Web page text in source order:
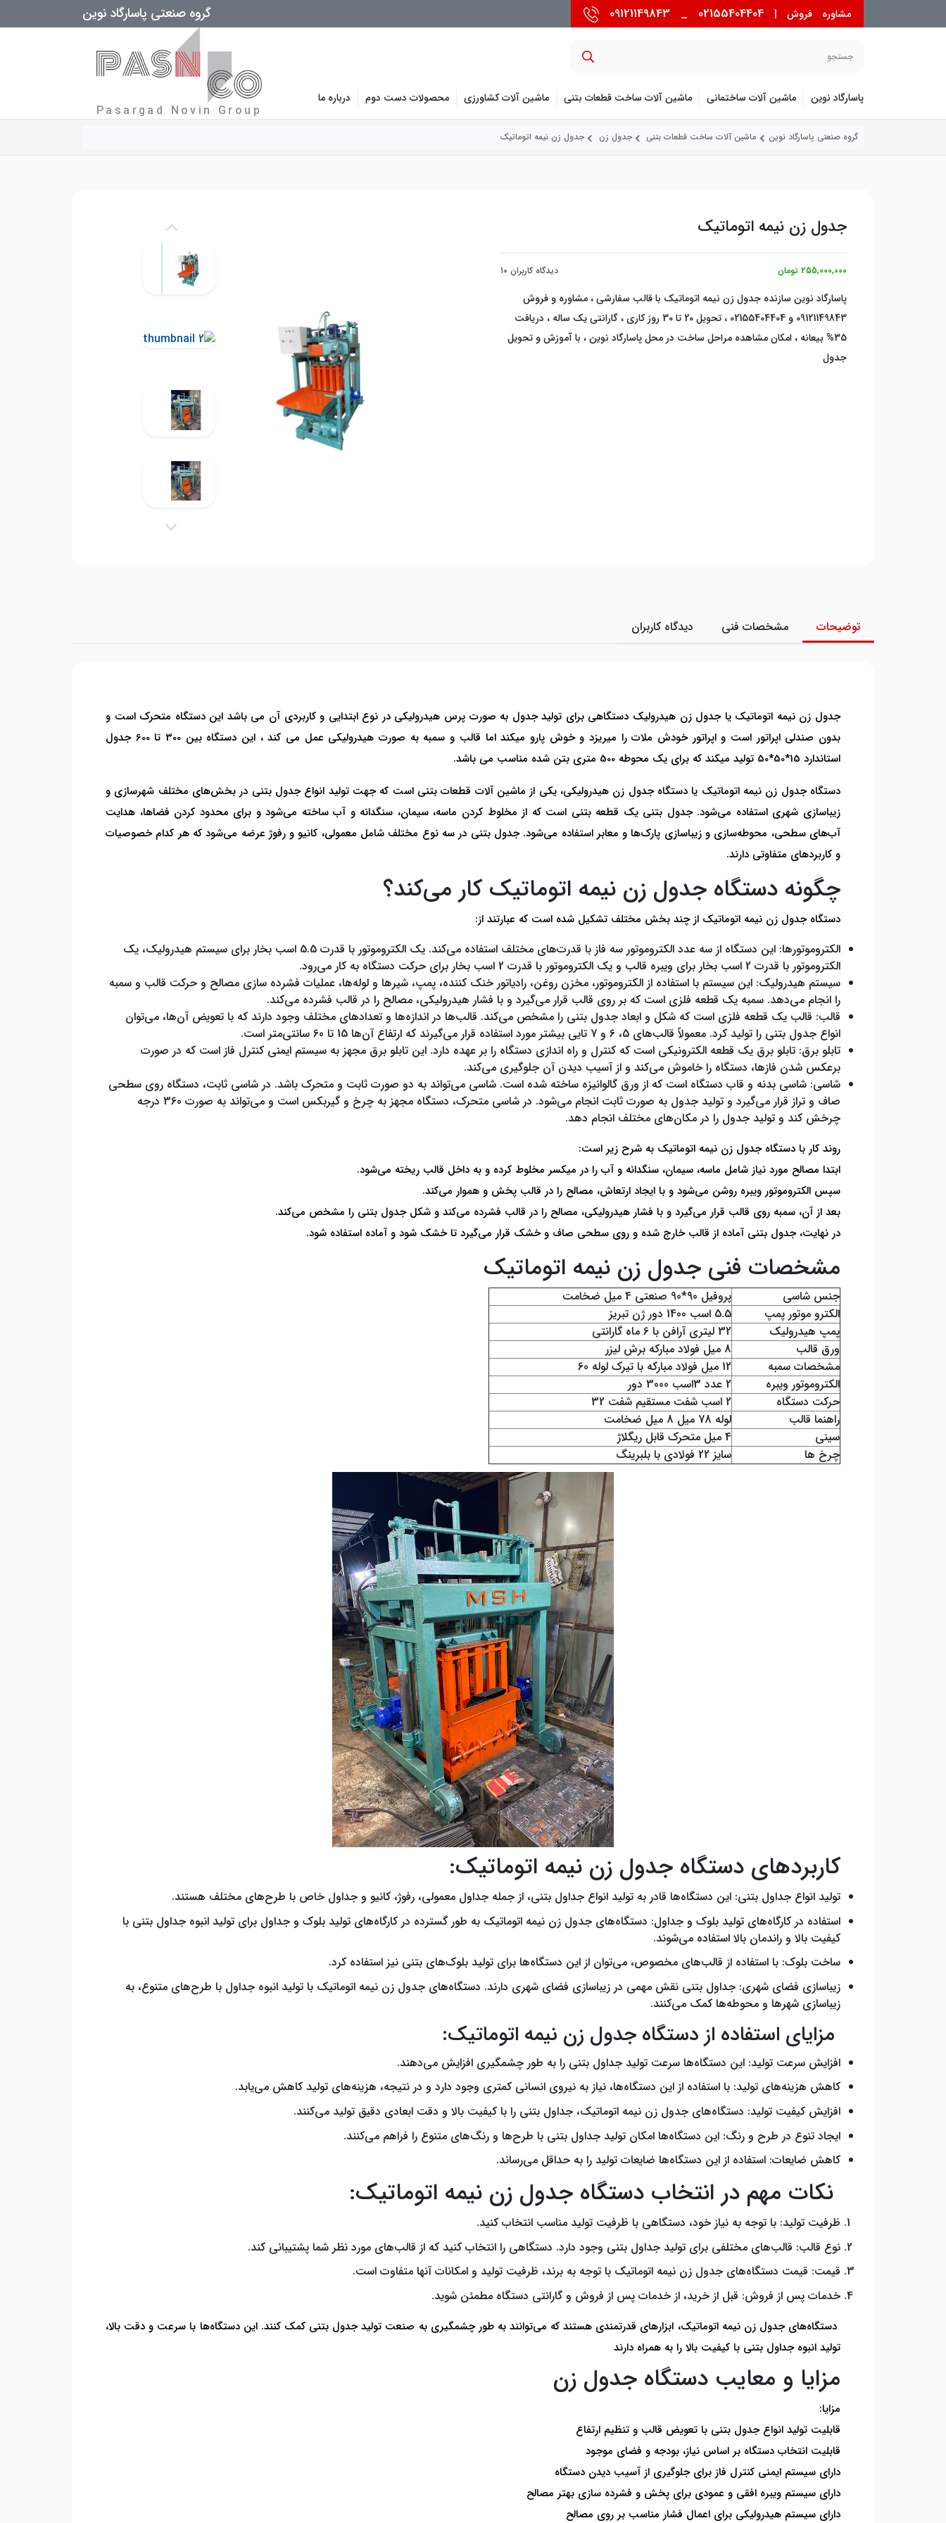
مشاوره فروش | 02155404404
_ 09121149843 گروه صنعتی پاسارگاد نوین
پاسارگاد نوین ماشین آلات ساختمانی ماشین آلات ساخت قطعات بتنی ماشین آلات کشاورزی محصولات دست دوم درباره ما
Pasargad Novin Group
گروه صنعتی پاسارگاد نوین ماشین آلات ساخت قطعات بتنی جدول زن جدول زن نیمه اتوماتیک
جدول زن نیمه اتوماتیک
255,000,000 تومان دیدگاه کاربران 10
پاسارگاد نوین سازنده جدول زن نیمه اتوماتیک با قالب سفارشی ، مشاوره و فروش
09121149843 و 02155404404 ، تحویل 20 تا 30 روز کاری ، گارانتی یک ساله ، دریافت
35% بیعانه ، امکان مشاهده مراحل ساخت در محل پاسارگاد نوین ، با آموزش و تحویل
جدول
توضیحات مشخصات فنی دیدگاه کاربران
جدول زن نیمه اتوماتیک یا جدول زن هیدرولیک دستگاهی برای تولید جدول به صورت پرس هیدرولیکی در نوع ابتدایی و کاربردی آن می باشد این دستگاه متحرک است و
بدون صندلی اپراتور است و اپراتور خودش ملات را میریزد و خوش پارو میکند اما قالب و سمبه به صورت هیدرولیکی عمل می کند ، این دستگاه بین 300 تا 600 جدول
استاندارد 15*50*50 تولید میکند که برای یک محوطه 500 متری بتن شده مناسب می باشد.
دستگاه جدول زن نیمه اتوماتیک یا دستگاه جدول زن هیدرولیکی، یکی از ماشین آلات قطعات بتنی است که جهت تولید انواع جدول بتنی در بخش‌های مختلف شهرسازی و
زیباسازی شهری استفاده می‌شود. جدول بتنی یک قطعه بتنی است که از مخلوط کردن ماسه، سیمان، سنگدانه و آب ساخته می‌شود و برای محدود کردن فضاها، هدایت
آب‌های سطحی، محوطه‌سازی و زیباسازی پارک‌ها و معابر استفاده می‌شود. جدول بتنی در سه نوع مختلف شامل معمولی، کانیو و رفوژ عرضه می‌شود که هر کدام خصوصیات
و کاربردهای متفاوتی دارند.
چگونه دستگاه جدول زن نیمه اتوماتیک کار می‌کند؟
دستگاه جدول زن نیمه اتوماتیک از چند بخش مختلف تشکیل شده است که عبارتند از:
الکتروموتورها: این دستگاه از سه عدد الکتروموتور سه فاز با قدرت‌های مختلف استفاده می‌کند. یک الکتروموتور با قدرت 5.5 اسب بخار برای سیستم هیدرولیک، یک
الکتروموتور با قدرت 2 اسب بخار برای ویبره قالب و یک الکتروموتور با قدرت 2 اسب بخار برای حرکت دستگاه به کار می‌رود.
سیستم هیدرولیک: این سیستم با استفاده از الکتروموتور، مخزن روغن، رادیاتور خنک کننده، پمپ، شیرها و لوله‌ها، عملیات فشرده سازی مصالح و حرکت قالب و سمبه
را انجام می‌دهد. سمبه یک قطعه فلزی است که بر روی قالب قرار می‌گیرد و با فشار هیدرولیکی، مصالح را در قالب فشرده می‌کند.
قالب: قالب یک قطعه فلزی است که شکل و ابعاد جدول بتنی را مشخص می‌کند. قالب‌ها در اندازه‌ها و تعداد‌های مختلف وجود دارند که با تعویض آن‌ها، می‌توان
انواع جدول بتنی را تولید کرد. معمولاً قالب‌های 5، 6 و 7 تایی بیشتر مورد استفاده قرار می‌گیرند که ارتفاع آن‌ها 15 تا 60 سانتی‌متر است.
تابلو برق: تابلو برق یک قطعه الکترونیکی است که کنترل و راه اندازی دستگاه را بر عهده دارد. این تابلو برق مجهز به سیستم ایمنی کنترل فاز است که در صورت
برعکس شدن فازها، دستگاه را خاموش می‌کند و از آسیب دیدن آن جلوگیری می‌کند.
شاسی: شاسی بدنه و قاب دستگاه است که از ورق گالوانیزه ساخته شده است. شاسی می‌تواند به دو صورت ثابت و متحرک باشد. در شاسی ثابت، دستگاه روی سطحی
صاف و تراز قرار می‌گیرد و تولید جدول به صورت ثابت انجام می‌شود. در شاسی متحرک، دستگاه مجهز به چرخ و گیربکس است و می‌تواند به صورت 360 درجه
چرخش کند و تولید جدول را در مکان‌های مختلف انجام دهد.
روند کار با دستگاه جدول زن نیمه اتوماتیک به شرح زیر است:
ابتدا مصالح مورد نیاز شامل ماسه، سیمان، سنگدانه و آب را در میکسر مخلوط کرده و به داخل قالب ریخته می‌شود.
سپس الکتروموتور ویبره روشن می‌شود و با ایجاد ارتعاش، مصالح را در قالب پخش و هموار می‌کند.
بعد از آن، سمبه روی قالب قرار می‌گیرد و با فشار هیدرولیکی، مصالح را در قالب فشرده می‌کند و شکل جدول بتنی را مشخص می‌کند.
در نهایت، جدول بتنی آماده از قالب خارج شده و روی سطحی صاف و خشک قرار می‌گیرد تا خشک شود و آماده استفاده شود.
مشخصات فنی جدول زن نیمه اتوماتیک
جنس شاسی
پروفیل 90*90 صنعتی 4 میل ضخامت
الکترو موتور پمپ
5.5 اسب 1400 دور ژن تبریز
پمپ هیدرولیک
32 لیتری آرافن با 6 ماه گارانتی
ورق قالب
8 میل فولاد مبارکه برش لیزر
مشخصات سمبه
12 میل فولاد مبارکه با تیرک لوله 60
الکتروموتور ویبره
2 عدد 3اسب 3000 دور
حرکت دستگاه
2 اسب شفت مستقیم شفت 32
راهنما قالب
لوله 78 میل 8 میل ضخامت
سینی
4 میل متحرک قابل ریگلاژ
چرخ ها
سایز 22 فولادی با بلبرینگ
کاربردهای دستگاه جدول زن نیمه اتوماتیک:
تولید انواع جداول بتنی: این دستگاه‌ها قادر به تولید انواع جداول بتنی، از جمله جداول معمولی، رفوژ، کانیو و جداول خاص با طرح‌های مختلف هستند.
استفاده در کارگاه‌های تولید بلوک و جداول: دستگاه‌های جدول زن نیمه اتوماتیک به طور گسترده در کارگاه‌های تولید بلوک و جداول برای تولید انبوه جداول بتنی با
کیفیت بالا و راندمان بالا استفاده می‌شوند.
ساخت بلوک: با استفاده از قالب‌های مخصوص، می‌توان از این دستگاه‌ها برای تولید بلوک‌های بتنی نیز استفاده کرد.
زیباسازی فضای شهری: جداول بتنی نقش مهمی در زیباسازی فضای شهری دارند. دستگاه‌های جدول زن نیمه اتوماتیک با تولید انبوه جداول با طرح‌های متنوع، به
زیباسازی شهرها و محوطه‌ها کمک می‌کنند.
مزایای استفاده از دستگاه جدول زن نیمه اتوماتیک:
افزایش سرعت تولید: این دستگاه‌ها سرعت تولید جداول بتنی را به طور چشمگیری افزایش می‌دهند.
کاهش هزینه‌های تولید: با استفاده از این دستگاه‌ها، نیاز به نیروی انسانی کمتری وجود دارد و در نتیجه، هزینه‌های تولید کاهش می‌یابد.
افزایش کیفیت تولید: دستگاه‌های جدول زن نیمه اتوماتیک، جداول بتنی را با کیفیت بالا و دقت ابعادی دقیق تولید می‌کنند.
ایجاد تنوع در طرح و رنگ: این دستگاه‌ها امکان تولید جداول بتنی با طرح‌ها و رنگ‌های متنوع را فراهم می‌کنند.
کاهش ضایعات: استفاده از این دستگاه‌ها ضایعات تولید را به حداقل می‌رساند.
نکات مهم در انتخاب دستگاه جدول زن نیمه اتوماتیک:
ظرفیت تولید: با توجه به نیاز خود، دستگاهی با ظرفیت تولید مناسب انتخاب کنید.
نوع قالب: قالب‌های مختلفی برای تولید جداول بتنی وجود دارد. دستگاهی را انتخاب کنید که از قالب‌های مورد نظر شما پشتیبانی کند.
قیمت: قیمت دستگاه‌های جدول زن نیمه اتوماتیک با توجه به برند، ظرفیت تولید و امکانات آنها متفاوت است.
خدمات پس از فروش: قبل از خرید، از خدمات پس از فروش و گارانتی دستگاه مطمئن شوید.
دستگاه‌های جدول زن نیمه اتوماتیک، ابزارهای قدرتمندی هستند که می‌توانند به طور چشمگیری به صنعت تولید جدول بتنی کمک کنند. این دستگاه‌ها با سرعت و دقت بالا،
تولید انبوه جداول بتنی با کیفیت بالا را به همراه دارند
مزایا و معایب دستگاه جدول زن
مزایا:
قابلیت تولید انواع جدول بتنی با تعویض قالب و تنظیم ارتفاع
قابلیت انتخاب دستگاه بر اساس نیاز، بودجه و فضای موجود
دارای سیستم ایمنی کنترل فاز برای جلوگیری از آسیب دیدن دستگاه
دارای سیستم ویبره افقی و عمودی برای پخش و فشرده سازی بهتر مصالح
دارای سیستم هیدرولیکی برای اعمال فشار مناسب بر روی مصالح